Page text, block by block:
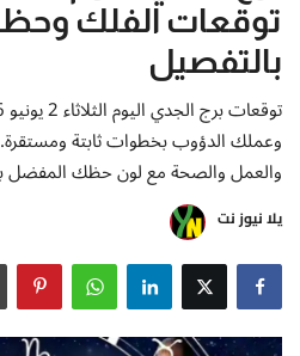
أخبار الوطن العربي
سياسة واقتصاد
رياضة
ثقافة وفن
تكنولوجيا وعلوم
صحة ولياقة
توقعات الفلك
بالتفصيل
وعملك الدؤوب بخطوات ثابتة
والعمل والصحة مع لون حظك المفضل
يلا نيوز نت